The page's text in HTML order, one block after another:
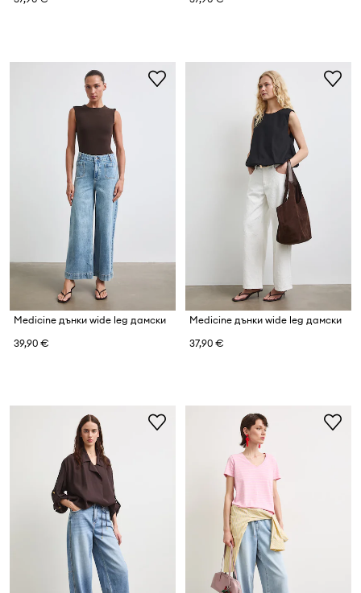
Medicine дънки wide leg дамски
39,90 €
Medicine дънки wide leg дамски
37,90 €